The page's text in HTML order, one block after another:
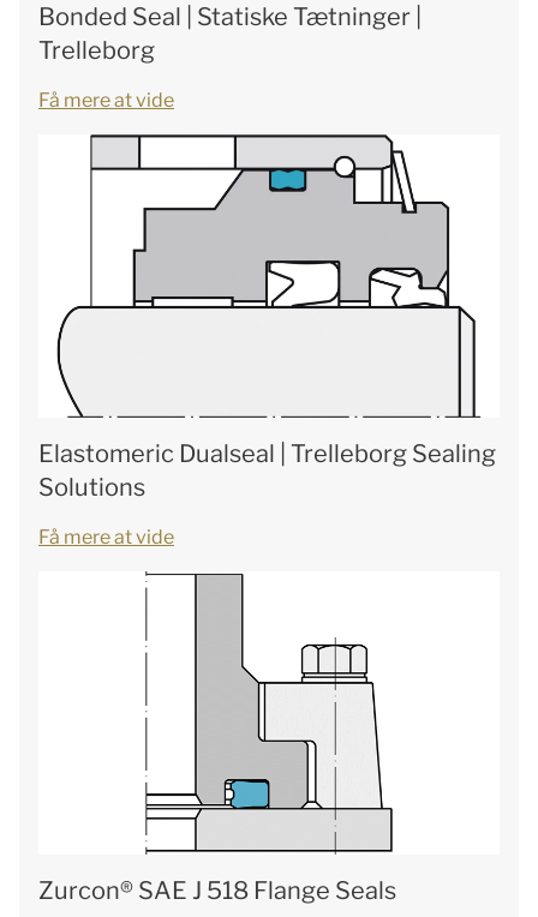
Bonded Seal | Statiske Tætninger |
Trelleborg
Få mere at vide
Elastomeric Dualseal | Trelleborg Sealing
Solutions
Få mere at vide
Zurcon® SAE J 518 Flange Seals